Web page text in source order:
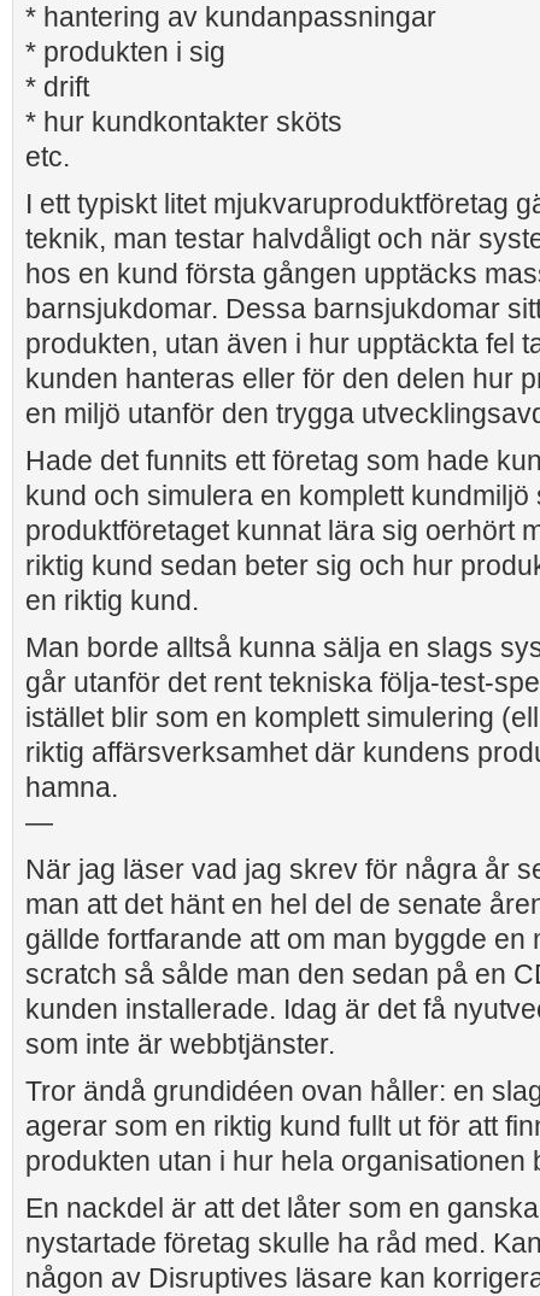
* hantering av kundanpassningar
* produkten i sig
* drift
* hur kundkontakter sköts
etc.
I ett typiskt litet mjukvaruproduktföretag
teknik, man testar halvdåligt och när
hos en kund första gången upptäcks
barnsjukdomar. Dessa barnsjukdomar
produkten, utan även i hur upptäckta fel
kunden hanteras eller för den delen hur
en miljö utanför den trygga
Hade det funnits ett företag som hade
kund och simulera en komplett kundmiljö
produktföretaget kunnat lära sig oerhört
riktig kund sedan beter sig och hur
en riktig kund.
Man borde alltså kunna sälja en slags
går utanför det rent tekniska följa-test-
istället blir som en komplett simulering
riktig affärsverksamhet där kundens
hamna.
—
När jag läser vad jag skrev för några år
man att det hänt en hel del de senate
gällde fortfarande att om man byggde en
scratch så sålde man den sedan på en
kunden installerade. Idag är det få
som inte är webbtjänster.
Tror ändå grundidéen ovan håller: en
agerar som en riktig kund fullt ut för att
produkten utan i hur hela organisationen
En nackdel är att det låter som en
nystartade företag skulle ha råd med.
någon av Disruptives läsare kan